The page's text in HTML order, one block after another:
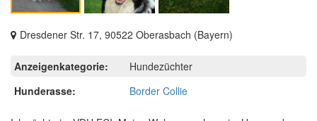
Dresdener Str. 17, 90522 Oberasbach (Bayern)
Anzeigenkategorie:
Hundezüchter
Hunderasse:
Border Collie